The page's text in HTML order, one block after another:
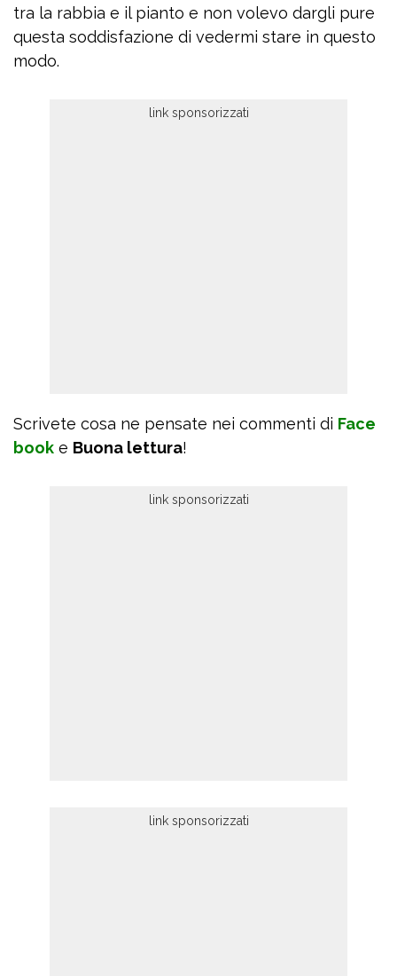
tra la rabbia e il pianto e non volevo dargli pure
questa soddisfazione di vedermi stare in questo
modo.
Scrivete cosa ne pensate nei commenti di Face
book e Buona lettura!